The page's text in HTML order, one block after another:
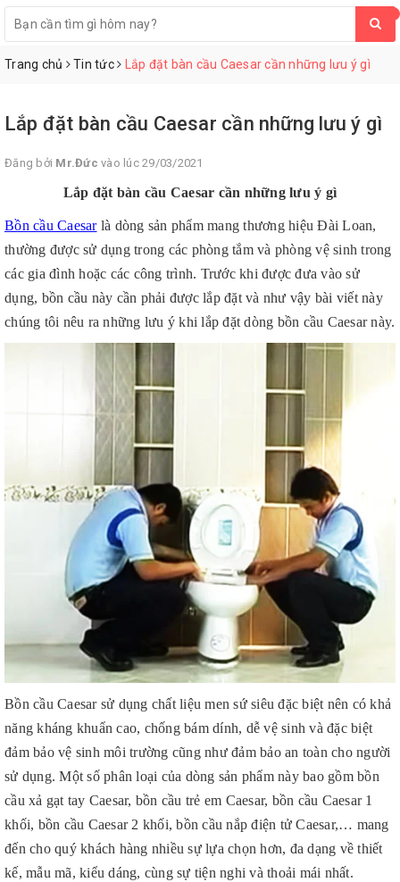
Trang chủ Tin tức Lắp đặt bàn cầu Caesar cần những lưu ý gì
Lắp đặt bàn cầu Caesar cần những lưu ý gì
Đăng bởi Mr.Đức vào lúc 29/03/2021
Lắp đặt bàn cầu Caesar cần những lưu ý gì
Bồn cầu Caesarlà dòng sản phẩm mang thương hiệu Đài Loan,
thường được sử dụng trong các phòng tắm và phòng vệ sinh trong
các gia đình hoặc các công trình. Trước khi được đưa vào sử
dụng, bồn cầu này cần phải được lắp đặt và như vậy bài viết này
chúng tôi nêu ra những lưu ý khi lắp đặt dòng bồn cầu Caesar này.
Bồn cầu Caesar sử dụng chất liệu men sứ siêu đặc biệt nên có khả
năng kháng khuẩn cao, chống bám dính, dễ vệ sinh và đặc biệt
đảm bảo vệ sinh môi trường cũng như đảm bảo an toàn cho người
sử dụng. Một số phân loại của dòng sản phẩm này bao gồm bồn
cầu xả gạt tay Caesar, bồn cầu trẻ em Caesar, bồn cầu Caesar 1
khối, bồn cầu Caesar 2 khối, bồn cầu nắp điện tử Caesar,… mang
đến cho quý khách hàng nhiều sự lựa chọn hơn, đa dạng về thiết
kế, mẫu mã, kiểu dáng, cùng sự tiện nghi và thoải mái nhất.